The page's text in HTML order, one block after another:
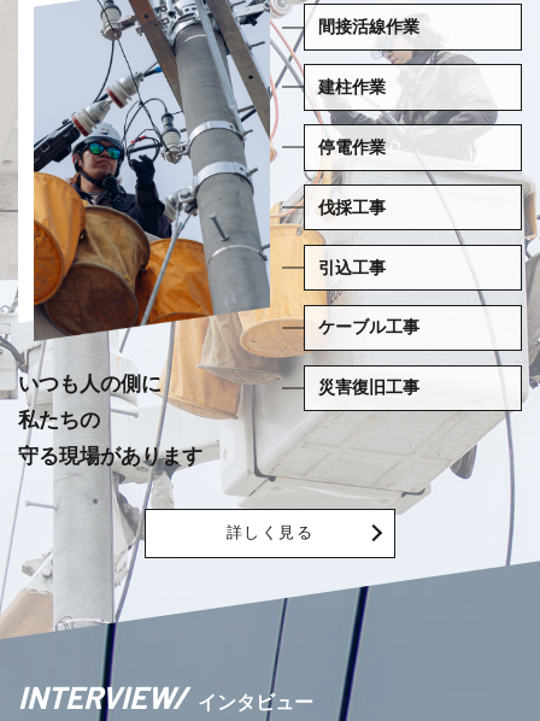
いつも人の側に
私たちの
守る現場があります
間接活線作業
建柱作業
停電作業
伐採工事
引込工事
ケーブル工事
災害復旧工事
詳しく見る
INTERVIEW/ インタビュー